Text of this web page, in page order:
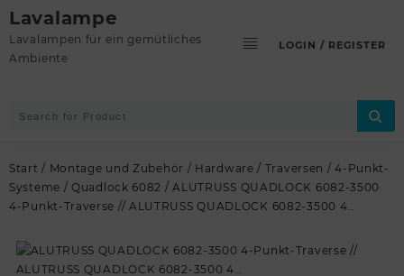
Skip
to
content
Lavalampe
Lavalampen für ein gemütliches
Ambiente
LOGIN / REGISTER
Start / Montage und Zubehör / Hardware / Traversen /4-Punkt-
Systeme /Quadlock 6082 / ALUTRUSS QUADLOCK 6082-3500
4-Punkt-Traverse // ALUTRUSS QUADLOCK 6082-3500 4…